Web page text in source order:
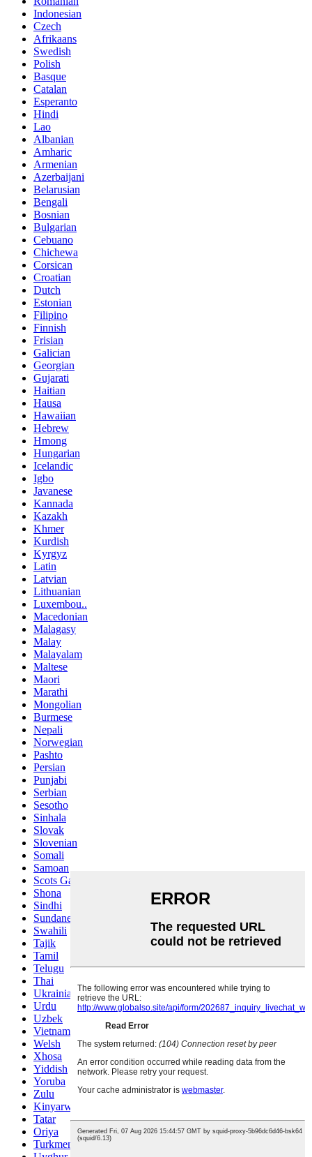
Indonesian
Czech
Afrikaans
Swedish
Polish
Basque
Catalan
Esperanto
Hindi
Lao
Albanian
Amharic
Armenian
Azerbaijani
Belarusian
Bengali
Bosnian
Bulgarian
Cebuano
Chichewa
Corsican
Croatian
Dutch
Estonian
Filipino
Finnish
Frisian
Galician
Georgian
Gujarati
Haitian
Hausa
Hawaiian
Hebrew
Hmong
Hungarian
Icelandic
Igbo
Javanese
Kannada
Kazakh
Khmer
Kurdish
Kyrgyz
Latin
Latvian
Lithuanian
Luxembou..
Macedonian
Malagasy
Malay
Malayalam
Maltese
Maori
Marathi
Mongolian
Burmese
Nepali
Norwegian
Pashto
Persian
Punjabi
Serbian
Sesotho
Sinhala
Slovak
Slovenian
Somali
Samoan
Scots Gaelic
Shona
Sindhi
Sundanese
Swahili
Tajik
Tamil
Telugu
Thai
Ukrainian
Urdu
Uzbek
Vietnamese
Welsh
Xhosa
Yiddish
Yoruba
Zulu
Kinyarwanda
Tatar
Oriya
Turkmen